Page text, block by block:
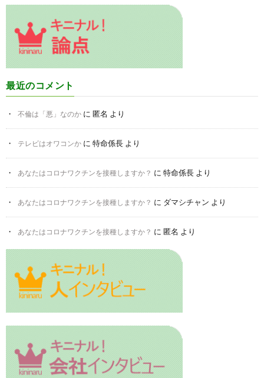
最近のコメント
不倫は「悪」なのか に 匿名 より
テレビはオワコンか に 特命係長 より
あなたはコロナワクチンを接種しますか？ に 特命係長 より
あなたはコロナワクチンを接種しますか？ に ダマシチャン より
あなたはコロナワクチンを接種しますか？ に 匿名 より